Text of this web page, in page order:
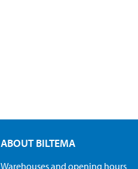
ABOUT BILTEMA
Warehouses and opening hours